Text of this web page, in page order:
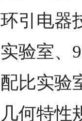
环引电器
实验室、
配比实验
几何特性